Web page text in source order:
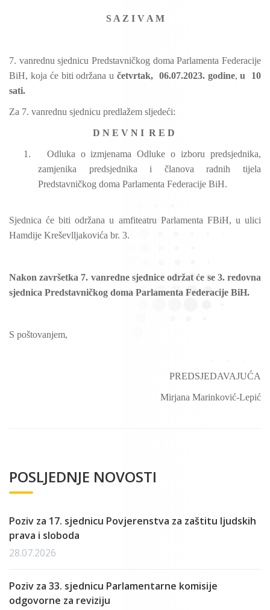
S A Z I V A M
7. vanrednu sjednicu Predstavničkog doma Parlamenta Federacije
BiH, koja će biti održana u četvrtak, 06.07.2023. godine,u
10
sati.
Za 7. vanrednu sjednicu predlažem sljedeći:
D N E V N I R E D
1.
Odluka o izmjenama Odluke o izboru predsjednika,
zamjenika predsjednika i članova radnih tijela
Predstavničkog doma Parlamenta Federacije BiH.
Sjednica će biti održana u amfiteatru Parlamenta FBiH, u ulici
Hamdije Kreševlljakovića br. 3.
Nakon završetka 7. vanredne sjednice održat će se 3. redovna
sjednica Predstavničkog doma Parlamenta Federacije BiH.
S poštovanjem,
PREDSJEDAVAJUĆA
Mirjana Marinković-Lepić
POSLJEDNJE NOVOSTI
Poziv za 17. sjednicu Povjerenstva za zaštitu ljudskih
prava i sloboda
28.07.2026
Poziv za 33. sjednicu Parlamentarne komisije
odgovorne za reviziju